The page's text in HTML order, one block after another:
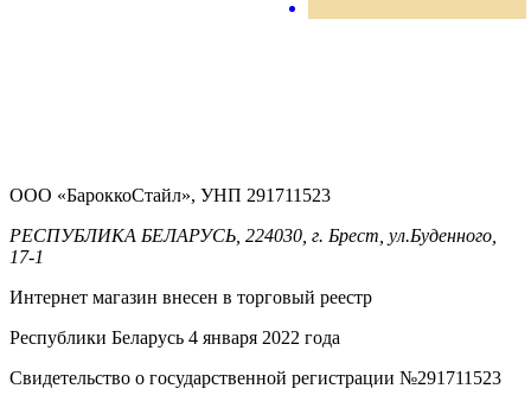
ООО «БароккоСтайл», УНП 291711523
РЕСПУБЛИКА БЕЛАРУСЬ, 224030, г. Брест, ул.Буденного,
17-1
Интернет магазин внесен в торговый реестр
Республики Беларусь 4 января 2022 года
Свидетельство о государственной регистрации №291711523